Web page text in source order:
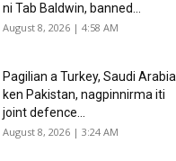
ni Tab Baldwin, banned...
August 8, 2026 | 4:58 AM
Pagilian a Turkey, Saudi Arabia
ken Pakistan, nagpinnirma iti
joint defence...
August 8, 2026 | 3:24 AM